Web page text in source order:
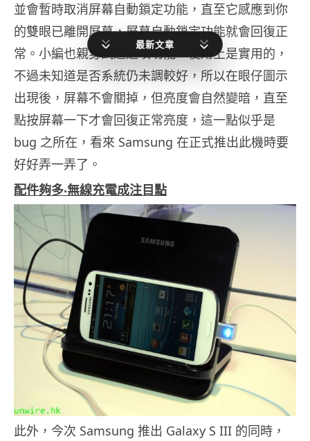
並會暫時取消屏幕自動鎖定功能，直至它感應到你
的雙眼已離開屏幕，屏幕自動鎖定功能就會回復正
常。小編也親身試過這項功能，使用上是實用的，
不過未知道是否系統仍未調較好，所以在眼仔圖示
出現後，屏幕不會關掉，但亮度會自然變暗，直至
點按屏幕一下才會回復正常亮度，這一點似乎是
bug 之所在，看來 Samsung 在正式推出此機時要
好好弄一弄了。
配件夠多‧無線充電成注目點
此外，今次 Samsung 推出 Galaxy S III 的同時，
最新文章